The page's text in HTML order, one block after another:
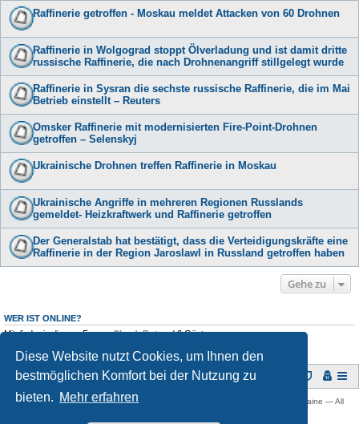
Diese Website nutzt Cookies, um Ihnen den
bestmöglichen Komfort bei der Nutzung zu
bieten.
Mehr erfahren
Raffinerie getroffen - Moskau meldet Attacken von 60 Drohnen
Raffinerie in Wolgograd stoppt Ölverladung und ist damit dritte
russische Raffinerie, die nach Drohnenangriff stillgelegt wurde
Raffinerie in Sysran die sechste russische Raffinerie, die im Mai
Betrieb einstellt – Reuters
Omsker Raffinerie mit modernisierten Fire-Point-Drohnen
getroffen – Selenskyj
Ukrainische Drohnen treffen Raffinerie in Moskau
Ukrainische Angriffe in mehreren Regionen Russlands
gemeldet- Heizkraftwerk und Raffinerie getroffen
Der Generalstab hat bestätigt, dass die Verteidigungskräfte eine
Raffinerie in der Region Jaroslawl in Russland getroffen haben
Gehe zu
WER IST ONLINE?
Mitglieder in diesem Forum:ClaudeBotund 0 Gäste
Foren-Übersicht
Copyright © 2009 -2026 Ukraine-Forum: Infos, Tipps und Diskussionen zur Ukraine — All